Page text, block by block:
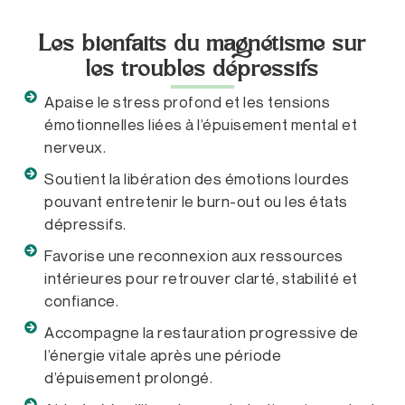
Les bienfaits du magnétisme sur
les troubles dépressifs
Apaise le stress profond et les tensions
émotionnelles liées à l’épuisement mental et
nerveux.
Soutient la libération des émotions lourdes
pouvant entretenir le burn-out ou les états
dépressifs.
Favorise une reconnexion aux ressources
intérieures pour retrouver clarté, stabilité et
confiance.
Accompagne la restauration progressive de
l’énergie vitale après une période
d’épuisement prolongé.